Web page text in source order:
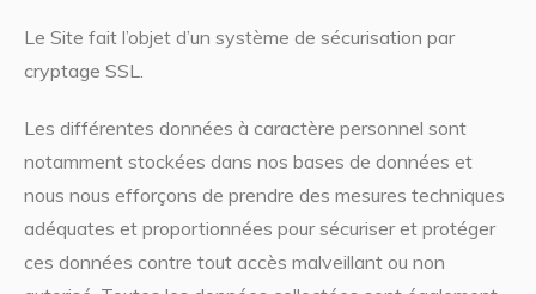
Le Site fait l’objet d’un système de sécurisation par
cryptage SSL.
Les différentes données à caractère personnel sont
notamment stockées dans nos bases de données et
nous nous efforçons de prendre des mesures techniques
adéquates et proportionnées pour sécuriser et protéger
ces données contre tout accès malveillant ou non